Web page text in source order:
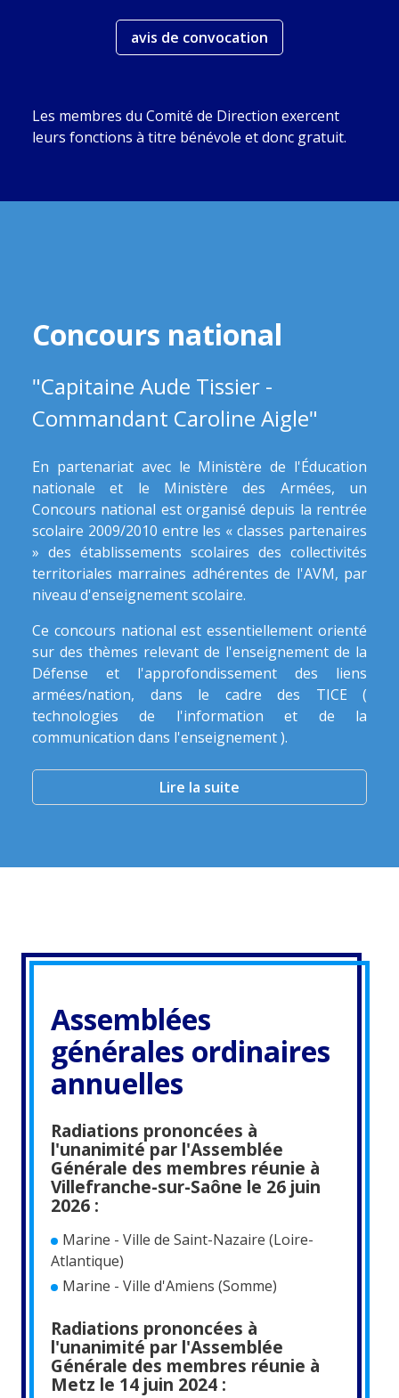
avis de convocation
Les membres du Comité de Direction exercent
leurs fonctions à titre bénévole et donc gratuit.
Concours national
"Capitaine Aude Tissier -
Commandant Caroline Aigle"
En partenariat avec le Ministère de l'Éducation
nationale et le Ministère des Armées, un
Concours national est organisé depuis la rentrée
scolaire 2009/2010 entre les « classes partenaires
» des établissements scolaires des collectivités
territoriales marraines adhérentes de l'AVM, par
niveau d'enseignement scolaire.
Ce concours national est essentiellement orienté
sur des thèmes relevant de l'enseignement de la
Défense et l'approfondissement des liens
armées/nation, dans le cadre des TICE (
technologies de l'information et de la
communication dans l'enseignement ).
Lire la suite
Assemblées
générales ordinaires
annuelles
Radiations prononcées à
l'unanimité par l'Assemblée
Générale des membres réunie à
Villefranche-sur-Saône le 26 juin
2026 :
Marine - Ville de Saint-Nazaire (Loire-
Atlantique)
Marine - Ville d'Amiens (Somme)
Radiations prononcées à
l'unanimité par l'Assemblée
Générale des membres réunie à
Metz le 14 juin 2024 :